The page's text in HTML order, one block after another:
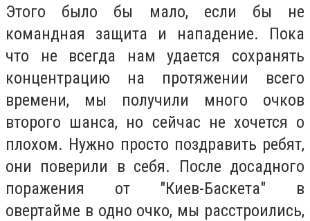
Этого было бы мало, если бы не
командная защита и нападение. Пока
что не всегда нам удается сохранять
концентрацию на протяжении всего
времени, мы получили много очков
второго шанса, но сейчас не хочется о
плохом. Нужно просто поздравить ребят,
они поверили в себя. После досадного
поражения от "Киев-Баскета" в
овертайме в одно очко, мы расстроились,